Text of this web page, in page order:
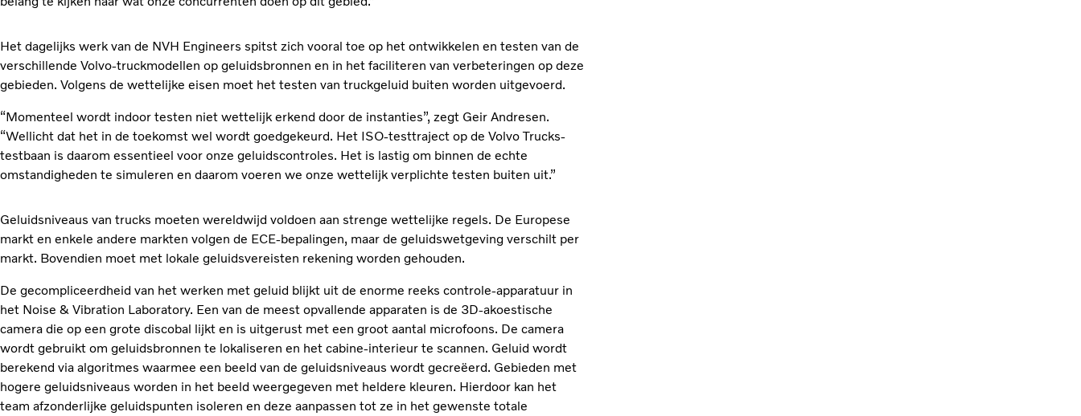
Het dagelijks werk van de NVH Engineers spitst zich vooral toe op het ontwikkelen en testen van de
verschillende Volvo-truckmodellen op geluidsbronnen en in het faciliteren van verbeteringen op deze
gebieden. Volgens de wettelijke eisen moet het testen van truckgeluid buiten worden uitgevoerd.
“Momenteel wordt indoor testen niet wettelijk erkend door de instanties”, zegt Geir Andresen.
“Wellicht dat het in de toekomst wel wordt goedgekeurd. Het ISO-testtraject op de Volvo Trucks-
testbaan is daarom essentieel voor onze geluidscontroles. Het is lastig om binnen de echte
omstandigheden te simuleren en daarom voeren we onze wettelijk verplichte testen buiten uit.”
Geluidsniveaus van trucks moeten wereldwijd voldoen aan strenge wettelijke regels. De Europese
markt en enkele andere markten volgen de ECE-bepalingen, maar de geluidswetgeving verschilt per
markt. Bovendien moet met lokale geluidsvereisten rekening worden gehouden.
De gecompliceerdheid van het werken met geluid blijkt uit de enorme reeks controle-apparatuur in
het Noise & Vibration Laboratory. Een van de meest opvallende apparaten is de 3D-akoestische
camera die op een grote discobal lijkt en is uitgerust met een groot aantal microfoons. De camera
wordt gebruikt om geluidsbronnen te lokaliseren en het cabine-interieur te scannen. Geluid wordt
berekend via algoritmes waarmee een beeld van de geluidsniveaus wordt gecreëerd. Gebieden met
hogere geluidsniveaus worden in het beeld weergegeven met heldere kleuren. Hierdoor kan het
team afzonderlijke geluidspunten isoleren en deze aanpassen tot ze in het gewenste totale